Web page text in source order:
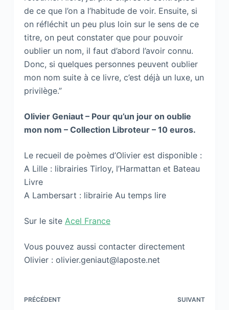
de ce que l’on a l’habitude de voir. Ensuite, si
on réfléchit un peu plus loin sur le sens de ce
titre, on peut constater que pour pouvoir
oublier un nom, il faut d’abord l’avoir connu.
Donc, si quelques personnes peuvent oublier
mon nom suite à ce livre, c’est déjà un luxe, un
privilège.”
Olivier Geniaut – Pour qu’un jour on oublie
mon nom – Collection Libroteur – 10 euros.
Le recueil de poèmes d’Olivier est disponible :
A Lille : librairies Tirloy, l’Harmattan et Bateau
Livre
A Lambersart : librairie Au temps lire
Sur le site Acel France
Vous pouvez aussi contacter directement
Olivier : olivier.geniaut@laposte.net
PRÉCÉDENT SUIVANT